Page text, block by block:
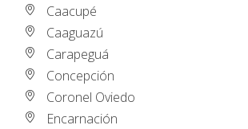
Caacupé
Caaguazú
Carapeguá
Concepción
Coronel Oviedo
Encarnación